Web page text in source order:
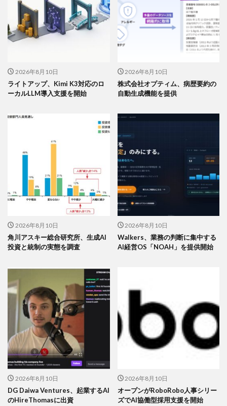
2026年8月10日
ライトアップ、Kimi K3対応のロ
ーカルLLM導入支援を開始
2026年8月10日
株式会社オプティム、病歴要約の
自動生成機能を提供
2026年8月10日
角川アスキー総合研究所、生成AI
投資と統制の実態を調査
2026年8月10日
Walkers、業務の判断に集中する
AI経営OS「NOAH」を提供開始
2026年8月10日
DG Daiwa Ventures、起業するAI
のHireThomasに出資
2026年8月10日
オープンがRoboRobo人事シリー
ズでAI協働型採用支援を開始